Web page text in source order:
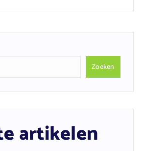
Zoeken
artikelen